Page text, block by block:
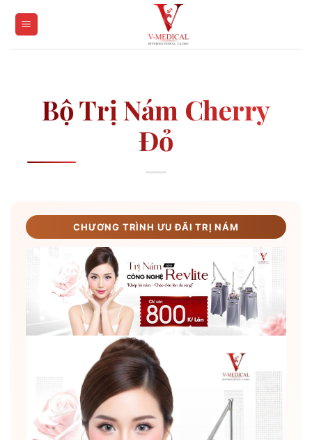
Bộ Trị Nám Cherry
Đỏ
CHƯƠNG TRÌNH ƯU ĐÃI TRỊ NÁM